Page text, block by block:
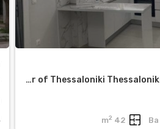
Center of Thessaloniki Thessaloniki Municipality
42 m
2